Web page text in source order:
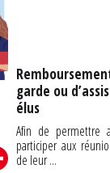
garde ou
élus
Afin de permettre
participer aux
de leur ...